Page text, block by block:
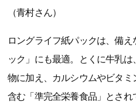
（青村さん）
ロングライフ紙パックは、備
ック」にも最適。とくに牛乳
物に加え、カルシウムやビタミ
含む「準完全栄養食品」とさ